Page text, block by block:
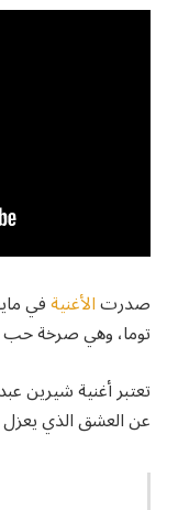
صدرتالأغنية
توما، وهي صرخة حب
تعتبر أغنية شيرين
عن العشق الذي يعزل